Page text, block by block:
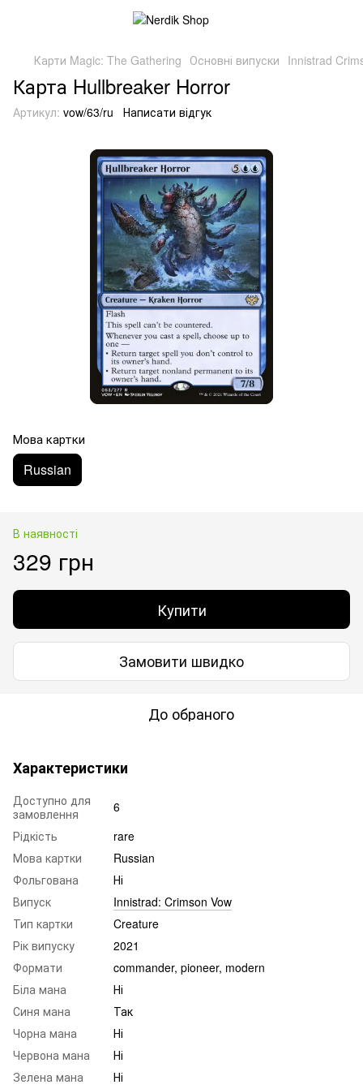
Карти Magic: The Gathering Основні випуски Innistrad
Карта Hullbreaker Horror
Артикул: vow/63/ru Написати відгук
Мова картки
Russian
В наявності
329 грн
Купити
Замовити швидко
До обраного
Характеристики
Доступно для
замовлення
6
Рідкість
rare
Мова картки
Russian
Фольгована
Ні
Випуск
Innistrad: Crimson Vow
Тип картки
Creature
Рік випуску
2021
Формати
commander, pioneer, modern
Біла мана
Ні
Синя мана
Так
Чорна мана
Ні
Червона мана
Ні
Зелена мана
Ні